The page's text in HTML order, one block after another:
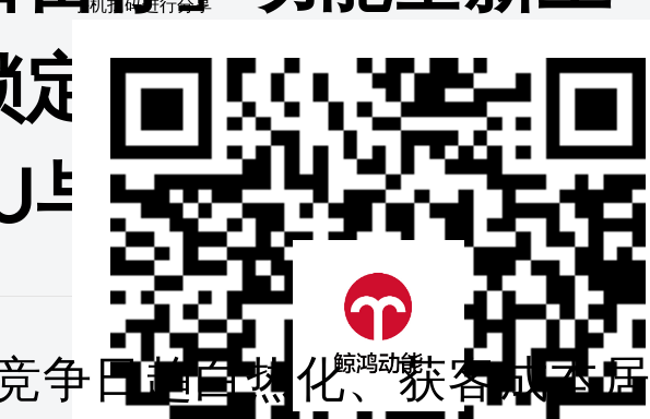
定高留存用户，驱
与长效 ROI 双增长
手机扫码进行分享
争日趋白热化、获客成本居